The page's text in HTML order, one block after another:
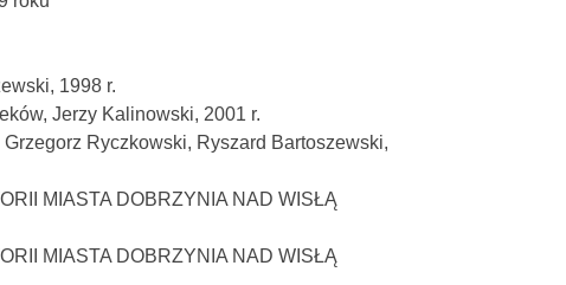
1998 r.
Jerzy Kalinowski, 2001 r.
Ryczkowski, Ryszard Bartoszewski,
MIASTA DOBRZYNIA NAD WISŁĄ
MIASTA DOBRZYNIA NAD WISŁĄ